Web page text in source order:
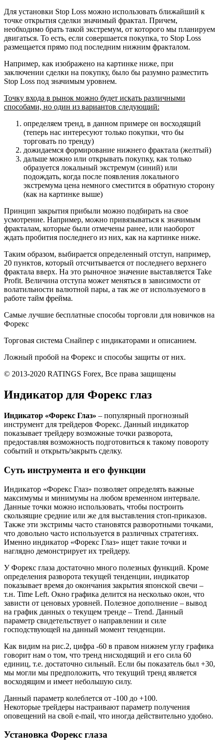
Для установки Stop Loss можно использовать ближайший к
точке открытия сделки значимый фрактал. Причем,
необходимо брать такой экстремум, от которого мы планируем
двигаться. То есть, если совершается покупка, то Stop Loss
размещается прямо под последним нижним фракталом.
Например, как изображено на картинке ниже, при
заключении сделки на покупку, было бы разумно разместить
Stop Loss под значимым уровнем.
Точку входа в рынок можно будет искать различными
способами, но один из вариантов следующий:
определяем тренд, в данном примере он восходящий
(теперь нас интересуют только покупки, что бы
торговать по тренду)
дожидаемся формирование нижнего фрактала (желтый)
дальше можно или открывать покупку, как только
образуется локальный экстремум (синий) или
подождать, когда после появления локального
экстремума цена немного сместится в обратную сторону
(как на картинке выше)
Принцип закрытия прибыли можно подбирать на свое
усмотрение. Например, можно привязываться к значимым
фракталам, которые были отмечены ранее, или наоборот
ждать пробития последнего из них, как на картинке ниже.
Таким образом, выбирается определенный отступ, например,
20 пунктов, который отсчитывается от последнего верхнего
фрактала вверх. На это рыночное значение выставляется Take
Profit. Величина отступа может меняться в зависимости от
волатильности валютной пары, а так же от используемого в
работе тайм фрейма.
Самые лучшие бесплатные способы торговли для новичков на
Форекс
Торговая система Снайпер с индикаторами и описанием.
Ложный пробой на Форекс и способы защиты от них.
© 2013-2020 RATINGS Forex, Все права защищены
Индикатор для Форекс глаз
Индикатор «Форекс Глаз» – популярный прогнозный
инструмент для трейдеров Форекс. Данный индикатор
показывает трейдеру возможные точки разворота,
предоставляя возможность подготовиться к такому повороту
событий и открыть/закрыть сделку.
Суть инструмента и его функции
Индикатор «Форекс Глаз» позволяет определять важные
максимумы и минимумы на любом временном интервале.
Данные точки можно использовать, чтобы построить
скользящие средние или же для выставления стоп-приказов.
Также эти экстримы часто становятся разворотными точками,
что довольно часто используется в различных стратегиях.
Именно индикатор «Форекс Глаз» ищет такие точки и
наглядно демонстрирует их трейдеру.
У Форекс глаза достаточно много полезных функций. Кроме
определения разворота текущей тенденции, индикатор
показывает время до окончания закрытия японской свечи –
т.н. Time Left. Окно графика делится на несколько окон, что
зависти от ценовых уровней. Полезное дополнение – вывод
на график данных о текущем тренде – Trend. Данный
параметр свидетельствует о направлении и силе
господствующей на данный момент тенденции.
Как видим на рис.2, цифра -60 в правом нижнем углу графика
говорит нам о том, что тренд нисходящий и его сила 60
единиц, т.е. достаточно сильный. Если бы показатель был +30,
мы могли мы предположить, что текущий тренд является
восходящим и имеет небольшую силу.
Данный параметр колеблется от -100 до +100.
Некоторые трейдеры настраивают параметр получения
оповещений на свой e-mail, что иногда действительно удобно.
Установка Форекс глаза